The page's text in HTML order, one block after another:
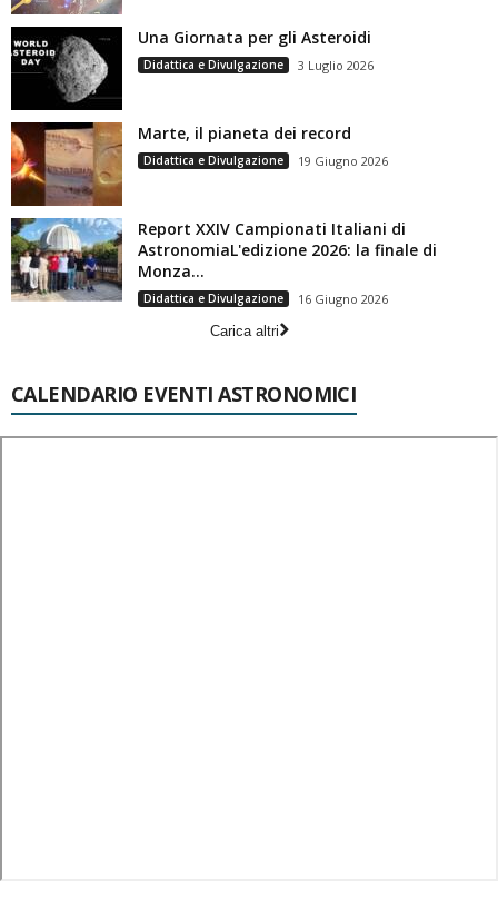
Una Giornata per gli Asteroidi
Didattica e Divulgazione 3 Luglio 2026
Marte, il pianeta dei record
Didattica e Divulgazione 19 Giugno 2026
Report XXIV Campionati Italiani di
AstronomiaL'edizione 2026: la finale di
Monza...
Didattica e Divulgazione
16 Giugno 2026
Carica altri
CALENDARIO EVENTI ASTRONOMICI